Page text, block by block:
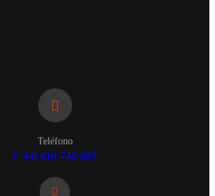
Teléfono
(+34) 610 742 887